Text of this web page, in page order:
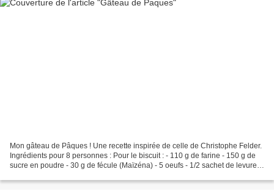
Mon gâteau de Pâques ! Une recette inspirée de celle de Christophe Felder.
Ingrédients pour 8 personnes : Pour le biscuit : - 110 g de farine - 150 g de
sucre en poudre - 30 g de fécule (Maïzéna) - 5 oeufs - 1/2 sachet de levure